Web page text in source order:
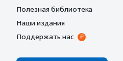
Полезная библиотека
Наши издания
Поддержать нас